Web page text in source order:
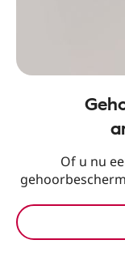
Of u nu